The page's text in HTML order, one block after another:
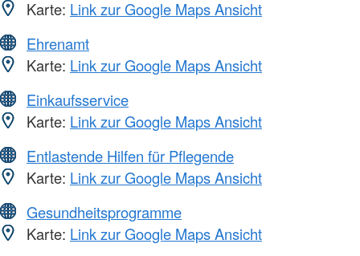
Karte: Link zur Google Maps Ansicht
Ehrenamt
Karte: Link zur Google Maps Ansicht
Einkaufsservice
Karte: Link zur Google Maps Ansicht
Entlastende Hilfen für Pflegende
Karte: Link zur Google Maps Ansicht
Gesundheitsprogramme
Karte: Link zur Google Maps Ansicht